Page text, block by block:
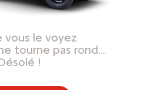
vous le voyez
tourne pas rond…
!